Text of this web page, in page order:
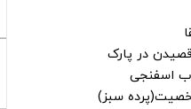
در پارک
اسفنجی